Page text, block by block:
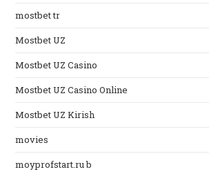
mostbet tr
Mostbet UZ
Mostbet UZ Casino
Mostbet UZ Casino Online
Mostbet UZ Kirish
movies
moyprofstart.ru b